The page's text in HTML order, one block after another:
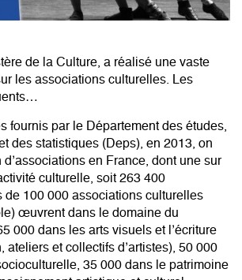
de la Culture, a réalisé une vaste
les associations culturelles. Les
fournis par le Département des études,
des statistiques (Deps), en 2013, on
en France, dont une sur
culturelle, soit 263 400
de 100 000 associations culturelles
œuvrent dans le domaine du
000 dans les arts visuels et l’écriture
ateliers et collectifs d’artistes), 50 000
35 000 dans le patrimoine